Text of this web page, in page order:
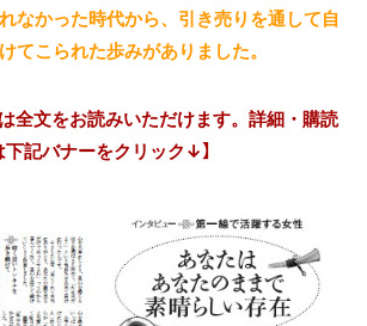
なかった時代から、引き売りを通して自
てこられた歩みがありました。
全文をお読みいただけます。詳細・購読
下記バナーをクリック↓】